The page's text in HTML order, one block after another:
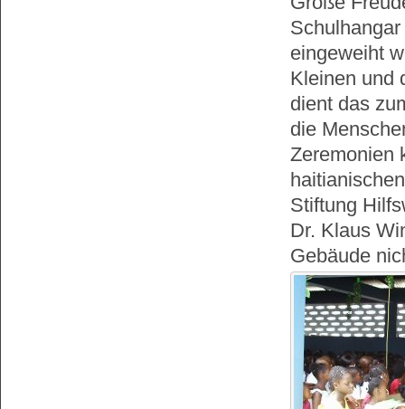
eingeweiht
Kleinen und
dient das
die
Zeremonien
Stiftung
Dr. Klaus
Gebäude